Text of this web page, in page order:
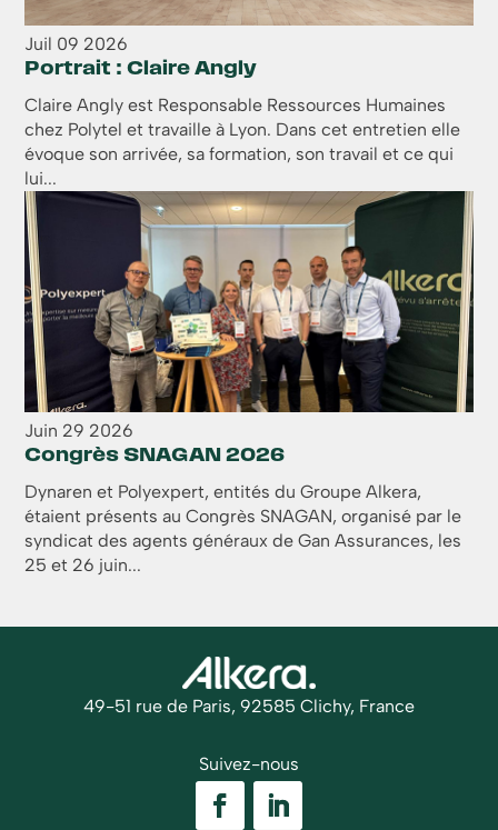
Juil 09 2026
Portrait : Claire Angly
Claire Angly est Responsable Ressources Humaines
chez Polytel et travaille à Lyon. Dans cet entretien elle
évoque son arrivée, sa formation, son travail et ce qui
lui...
Juin 29 2026
Congrès SNAGAN 2026
Dynaren et Polyexpert, entités du Groupe Alkera,
étaient présents au Congrès SNAGAN, organisé par le
syndicat des agents généraux de Gan Assurances, les
25 et 26 juin...
49-51 rue de Paris, 92585 Clichy, France
Suivez-nous